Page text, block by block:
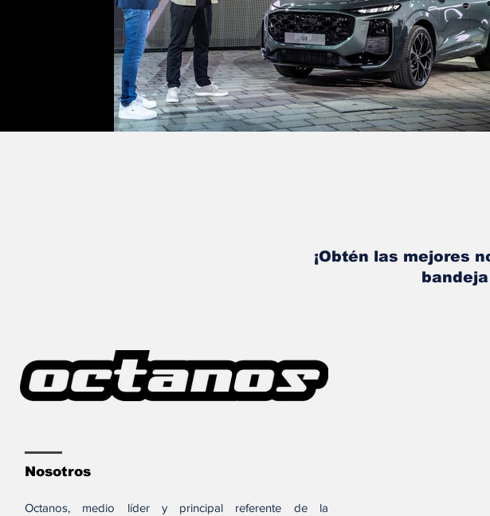
¡Obtén las mejores
Nosotros
Octanos, medio líder y principal referente de la